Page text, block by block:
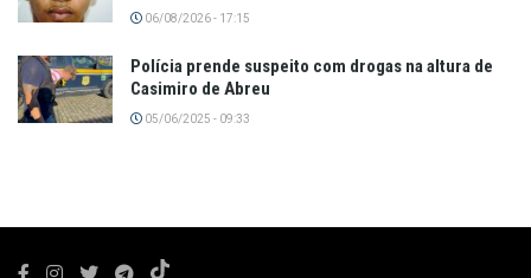
06/08/2026 - 17:15
Polícia prende suspeito com drogas na altura de
Casimiro de Abreu
05/06/2025 - 09:33